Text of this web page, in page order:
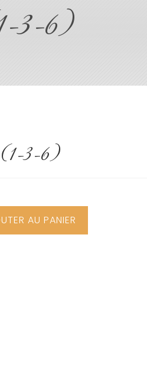
3-6)
(1-3-6)
AU PANIER